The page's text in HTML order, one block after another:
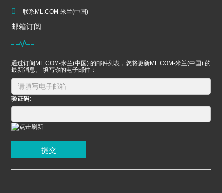
联系ML.COM-米兰(中国)
邮箱订阅
通过订阅ML.COM-米兰(中国) 的邮件列表，您将更新ML.COM-米兰(中国) 的
最新消息。 填写你的电子邮件：
验证码:
提交